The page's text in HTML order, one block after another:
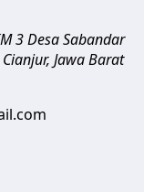
3 Desa Sabandar
, Jawa Barat